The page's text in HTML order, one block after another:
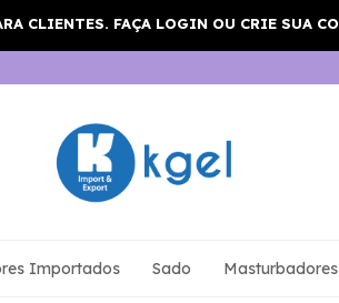
Importados Sado Masturbadores